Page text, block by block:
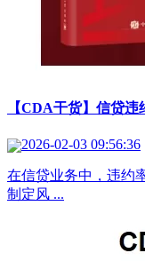
【CDA干货】信贷
2026-02-03 09:56:36
在信贷业务中，违约
制定风 ...